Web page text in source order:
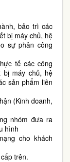
bảo trì các
bị máy chủ, hệ
sự phân công
tế các công
bị máy chủ, hệ
sản phẩm liên
(Kinh doanh,
nhóm đưa ra
hình
cho khách
trên.